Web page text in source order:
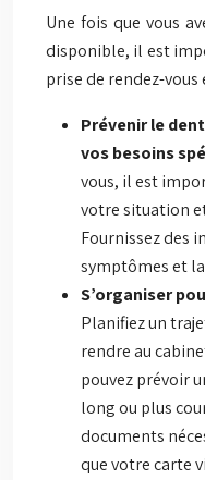
Une fois que vous
disponible, il est
prise de rendez-vous
Prévenir le
vos besoins
vous, il est
votre situation
Fournissez des
symptômes et
S’organiser
Planifiez un
rendre au
pouvez prévoir
long ou plus
documents
que votre carte